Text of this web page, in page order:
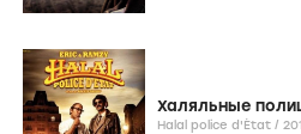
Халяльные
Halal police d'État /